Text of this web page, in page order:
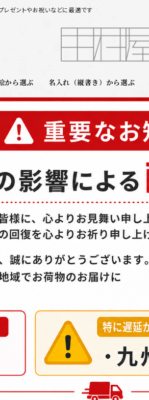
レゼントやお祝いなどに最適です
から選ぶ 名入れ（縦書き）から選ぶ